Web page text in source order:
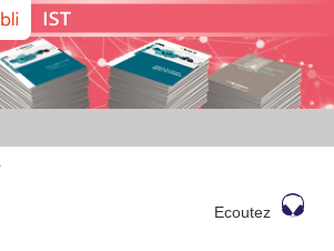
Ecoutez